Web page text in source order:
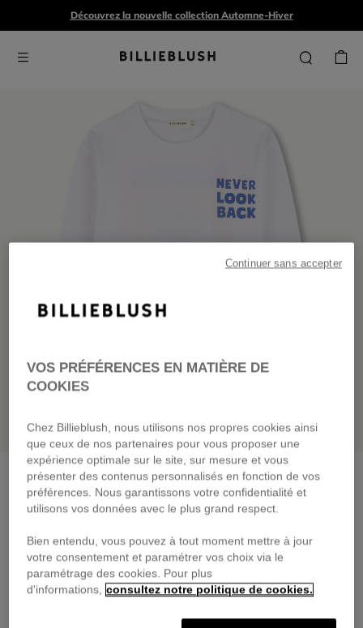
Découvrez la nouvelle collection Automne-Hiver
T-shirt à manches longuesblanc
dès 29,00 €
🔒Paiement sécurisé & retours faciles
PRIX DOUX GREENAROUND
VOS PRÉFÉRENCES EN MATIÈRE DE
COOKIES
Chez Billieblush, nous utilisons nos propres cookies ainsi
que ceux de nos partenaires pour vous proposer une
expérience optimale sur le site, sur mesure et vous
présenter des contenus personnalisés en fonction de vos
préférences. Nous garantissons votre confidentialité et
utilisons vos données avec le plus grand respect.
Bien entendu, vous pouvez à tout moment mettre à jour
votre consentement et paramétrer vos choix via le
paramétrage des cookies. Pour plus
d'informations, consultez notre politique de cookies.
Continuer sans accepter